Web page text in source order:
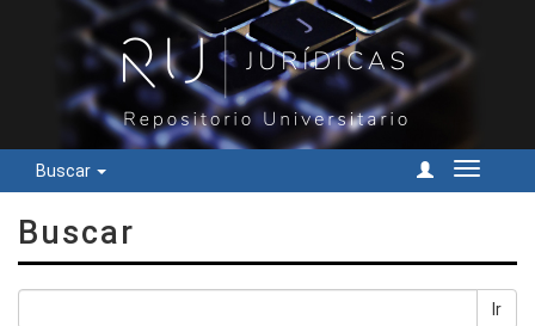
Buscar
Cambiar
Buscar
Ir